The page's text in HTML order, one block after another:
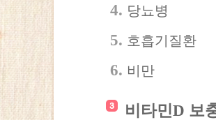
당뇨병
호흡기질환
비만
비타민D 보